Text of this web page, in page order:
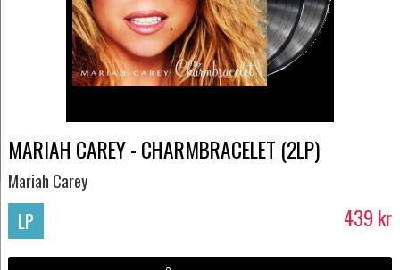
MARIAH CAREY - CHARMBRACELET (2LP)
Mariah Carey
LP 439 kr